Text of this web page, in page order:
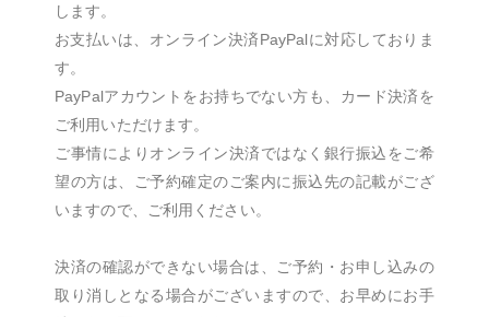
します。
お支払いは、オンライン決済PayPalに対応しておりま
す。
PayPalアカウントをお持ちでない方も、カード決済を
ご利用いただけます。
ご事情によりオンライン決済ではなく銀行振込をご希
望の方は、ご予約確定のご案内に振込先の記載がござ
いますので、ご利用ください。
決済の確認ができない場合は、ご予約・お申し込みの
取り消しとなる場合がございますので、お早めにお手